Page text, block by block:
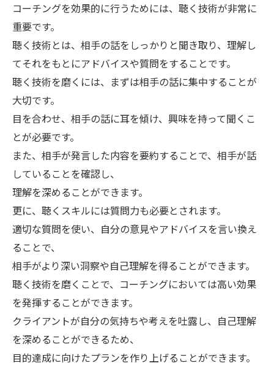
コーチングを効果的に行うためには、聴く技術が非常に
重要です。
聴く技術とは、相手の話をしっかりと聞き取り、理解し
てそれをもとにアドバイスや質問をすることです。
聴く技術を磨くには、まずは相手の話に集中することが
大切です。
目を合わせ、相手の話に耳を傾け、興味を持って聞くこ
とが必要です。
また、相手が発言した内容を要約することで、相手が話
していることを確認し、
理解を深めることができます。
更に、聴くスキルには質問力も必要とされます。
適切な質問を使い、自分の意見やアドバイスを言い換え
ることで、
相手がより深い洞察や自己理解を得ることができます。
聴く技術を磨くことで、コーチングにおいては高い効果
を発揮することができます。
クライアントが自分の気持ちや考えを吐露し、自己理解
を深めることができるため、
目的達成に向けたプランを作り上げることができます。